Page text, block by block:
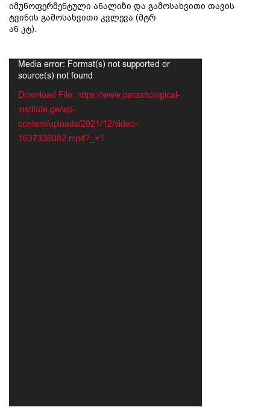
იმუნოფერმენტული ანალიზი და გამოსახვითი თავის
ტვინის გამოსახვითი კვლევა (მტრ
ან კტ).
Video
Player
Media error: Format(s) not supported or
source(s) not found
Download File: https://www.parasitological-
institute.ge/wp-
content/uploads/2021/12/video-
1637336082.mp4?_=1